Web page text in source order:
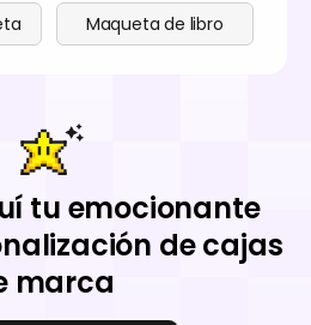
Maqueta de libro
tu emocionante
de cajas
marca